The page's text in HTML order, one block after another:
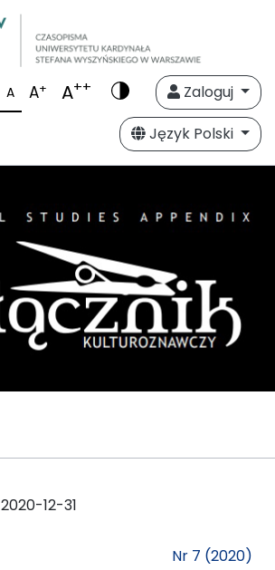
A A+ A++
Zaloguj
Język Polski
2020-12-31
Nr 7 (2020)